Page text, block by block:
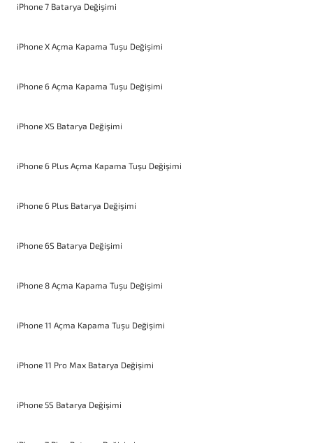
iPhone 7 Batarya Değişimi
iPhone X Açma Kapama Tuşu Değişimi
iPhone 6 Açma Kapama Tuşu Değişimi
iPhone XS Batarya Değişimi
iPhone 6 Plus Açma Kapama Tuşu Değişimi
iPhone 6 Plus Batarya Değişimi
iPhone 6S Batarya Değişimi
iPhone 8 Açma Kapama Tuşu Değişimi
iPhone 11 Açma Kapama Tuşu Değişimi
iPhone 11 Pro Max Batarya Değişimi
iPhone 5S Batarya Değişimi